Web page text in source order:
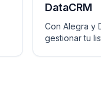
DataCRM
Con Alegra y
gestionar tu